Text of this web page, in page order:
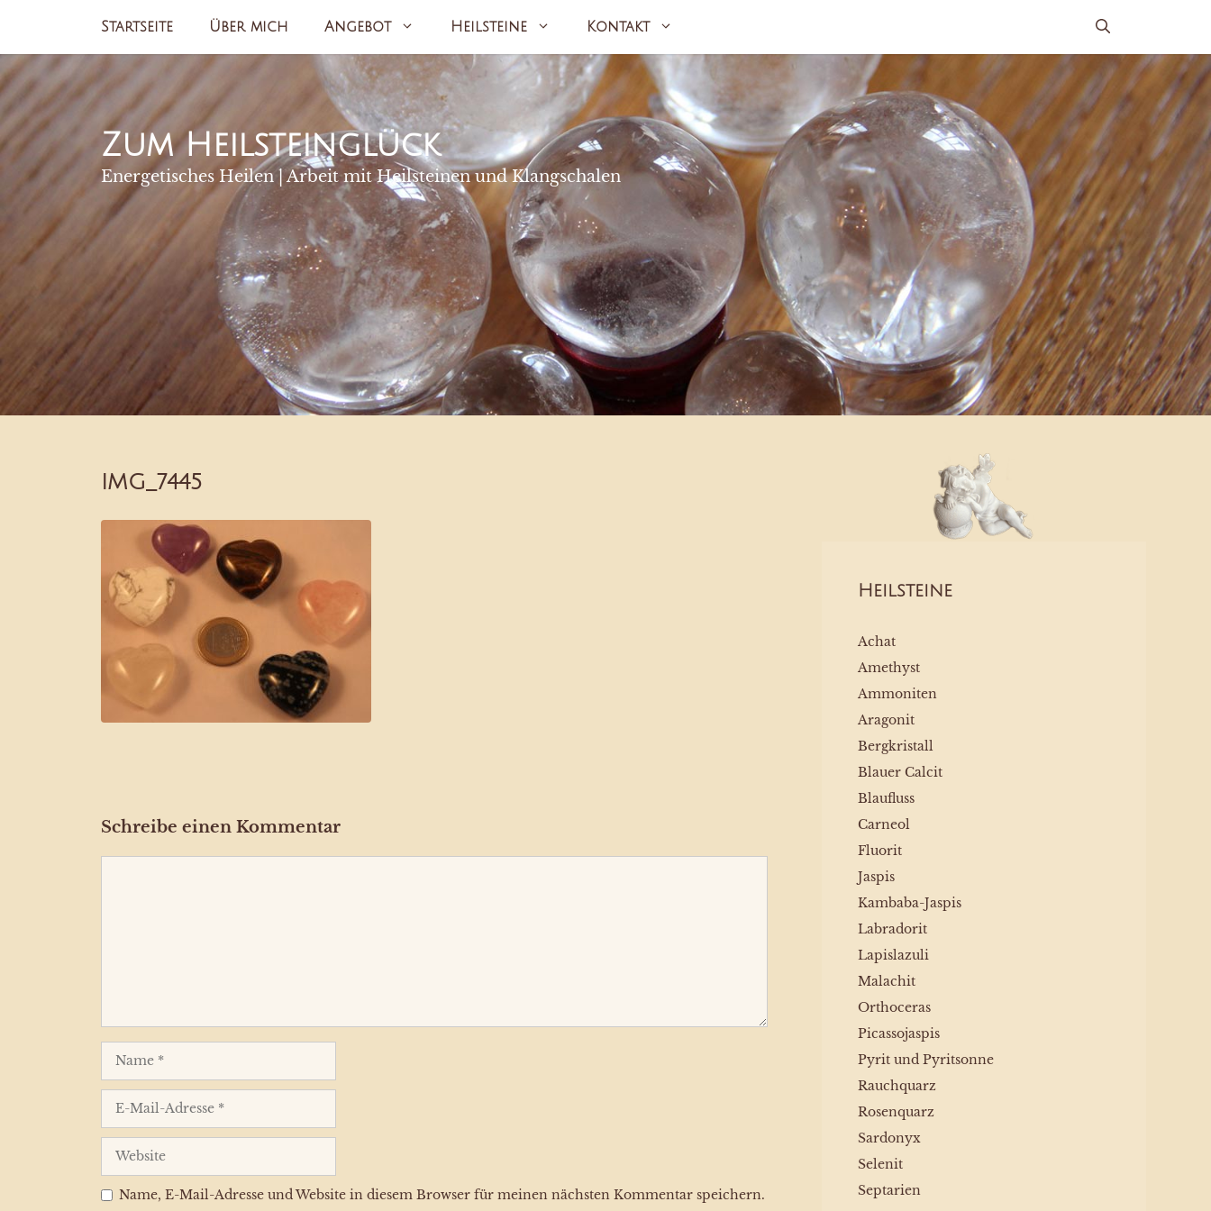
Startseite Über mich Angebot Heilsteine Kontakt
Zum Heilsteinglück
Energetisches Heilen | Arbeit mit Heilsteinen und Klangschalen
IMG_7445
Schreibe einen Kommentar
Mail-
Adresse
Website
Name, E-Mail-Adresse und Website in diesem Browser für meinen nächsten Kommentar speichern.
Heilsteine
Achat
Amethyst
Ammoniten
Aragonit
Bergkristall
Blauer Calcit
Blaufluss
Carneol
Fluorit
Jaspis
Kambaba-Jaspis
Labradorit
Lapislazuli
Malachit
Orthoceras
Picassojaspis
Pyrit und Pyritsonne
Rauchquarz
Rosenquarz
Sardonyx
Selenit
Septarien